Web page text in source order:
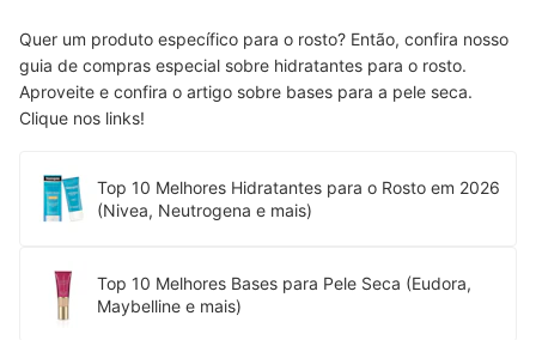
Quer um produto específico para o rosto? Então, confira nosso
guia de compras especial sobre hidratantes para o rosto.
Aproveite e confira o artigo sobre bases para a pele seca.
Clique nos links!
Top 10 Melhores Hidratantes para o Rosto em 2026
(Nivea, Neutrogena e mais)
Top 10 Melhores Bases para Pele Seca (Eudora,
Maybelline e mais)